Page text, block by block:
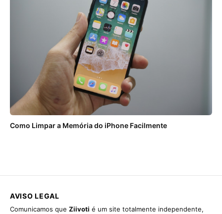
Como Limpar a Memória do iPhone Facilmente
AVISO LEGAL
Comunicamos que Ziivoti é um site totalmente independente,